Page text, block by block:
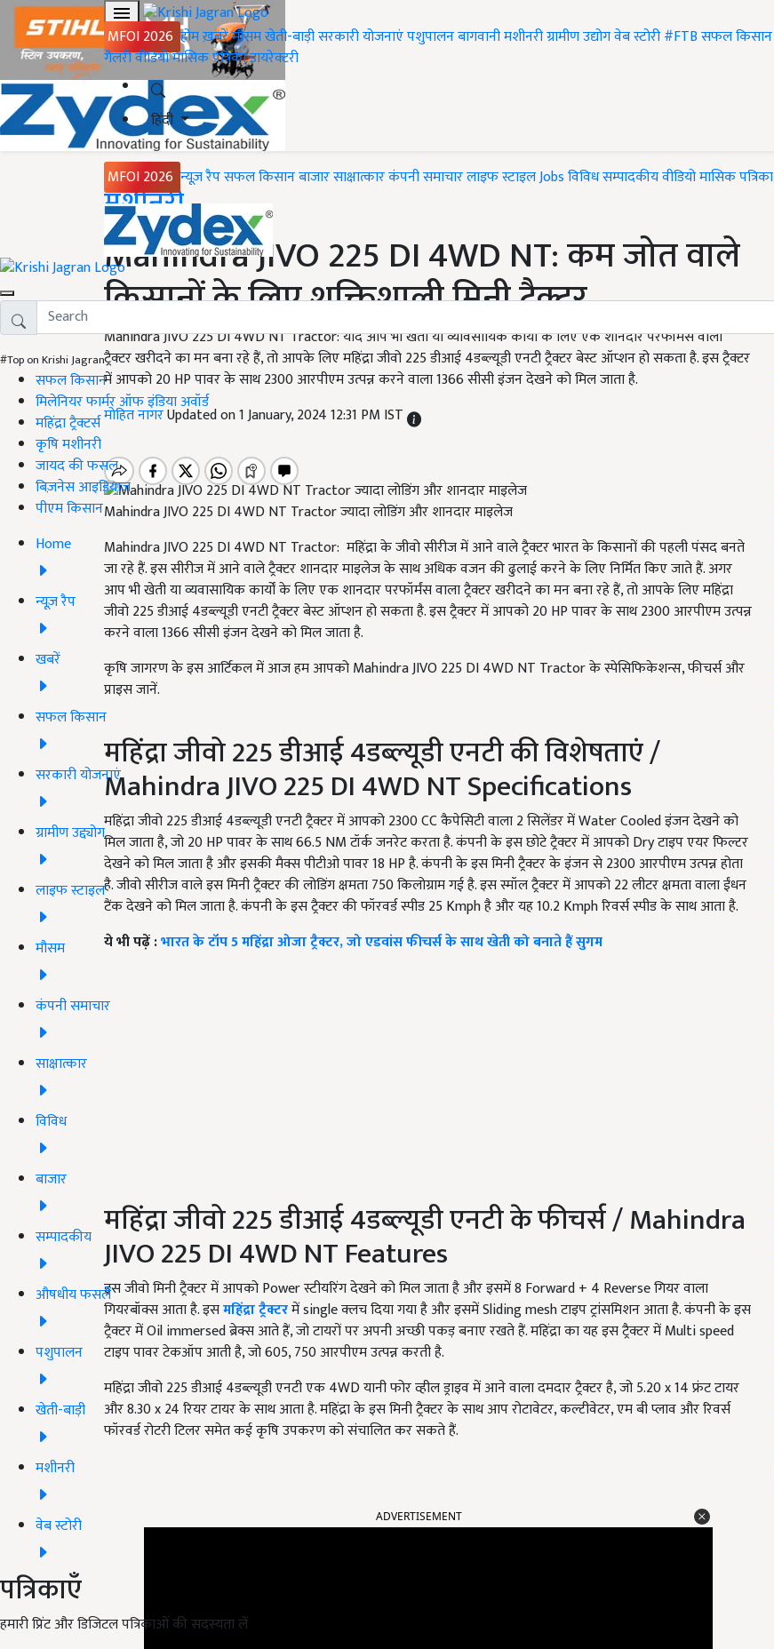
MFOI 2026 होमख़बरेंमौसमखेती-बाड़ीसरकारी योजनाएंपशुपालनबागवानीमशीनरीग्रामीण उद्योगवेब स्टोरी#FTBसफल किसान
गैलरीवीडियोमासिक पत्रिकाडायरेक्टरी
हिंदी
MFOI 2026 न्यूज़ रैपसफल किसानबाजारसाक्षात्कारकंपनी समाचारलाइफ स्टाइलJobsविविधसम्पादकीयवीडियोमासिक पत्रिका
#Top on Krishi Jagran
सफल किसान
मिलेनियर फार्मर ऑफ इंडिया अवॉर्ड
महिंद्रा ट्रैक्टर्स
कृषि मशीनरी
जायद की फसल
बिज़नेस आइडियाज
पीएम किसान
Home
न्यूज़ रैप
खबरें
सफल किसान
सरकारी योजनाएं
ग्रामीण उद्द्योग
लाइफ स्टाइल
मौसम
कंपनी समाचार
साक्षात्कार
विविध
बाजार
सम्पादकीय
औषधीय फसलें
पशुपालन
खेती-बाड़ी
मशीनरी
वेब स्टोरी
पत्रिकाएँ
हमारी प्रिंट और डिजिटल पत्रिकाओं की सदस्यता लें
Home
मशीनरी
Mahindra JIVO 225 DI 4WD NT: कम जोत वाले
किसानों के लिए शक्तिशाली मिनी ट्रैक्टर
Mahindra JIVO 225 DI 4WD NT Tractor: यदि आप भी खेती या व्यावसायिक कार्यों के लिए एक शानदार परफॉर्मंस वाला
ट्रैक्टर खरीदने का मन बना रहे हैं, तो आपके लिए महिंद्रा जीवो 225 डीआई 4डब्ल्यूडी एनटी ट्रैक्टर बेस्ट ऑप्शन हो सकता है. इस ट्रैक्टर
में आपको 20 HP पावर के साथ 2300 आरपीएम उत्पन्न करने वाला 1366 सीसी इंजन देखने को मिल जाता है.
मोहित नागरUpdated on 1 January, 2024 12:31 PM IST
Mahindra JIVO 225 DI 4WD NT Tractor ज्यादा लोडिंग और शानदार माइलेज
Mahindra JIVO 225 DI 4WD NT Tractor: महिंद्रा के जीवो सीरीज में आने वाले ट्रैक्टर भारत के किसानों की पहली पंसद बनते
जा रहे हैं. इस सीरीज में आने वाले ट्रैक्टर शानदार माइलेज के साथ अधिक वजन की ढुलाई करने के लिए निर्मित किए जाते हैं. अगर
आप भी खेती या व्यवासायिक कार्यों के लिए एक शानदार परफॉर्मंस वाला ट्रैक्टर खरीदने का मन बना रहे हैं, तो आपके लिए महिंद्रा
जीवो 225 डीआई 4डब्ल्यूडी एनटी ट्रैक्टर बेस्ट ऑप्शन हो सकता है. इस ट्रैक्टर में आपको 20 HP पावर के साथ 2300 आरपीएम उत्पन्न
करने वाला 1366 सीसी इंजन देखने को मिल जाता है.
कृषि जागरण के इस आर्टिकल में आज हम आपको Mahindra JIVO 225 DI 4WD NT Tractor के स्पेसिफिकेशन्स, फीचर्स और
प्राइस जानें.
महिंद्रा जीवो 225 डीआई 4डब्ल्यूडी एनटी की विशेषताएं /
Mahindra JIVO 225 DI 4WD NT Specifications
महिंद्रा जीवो 225 डीआई 4डब्ल्यूडी एनटी ट्रैक्टर में आपको 2300 CC कैपेसिटी वाला 2 सिलेंडर में Water Cooled इंजन देखने को
मिल जाता है, जो 20 HP पावर के साथ 66.5 NM टॉर्क जनरेट करता है. कंपनी के इस छोटे ट्रैक्टर में आपको Dry टाइप एयर फिल्टर
देखने को मिल जाता है और इसकी मैक्स पीटीओ पावर 18 HP है. कंपनी के इस मिनी ट्रैक्टर के इंजन से 2300 आरपीएम उत्पन्न होता
है. जीवो सीरीज वाले इस मिनी ट्रैक्टर की लोडिंग क्षमता 750 किलोग्राम गई है. इस स्मॉल ट्रैक्टर में आपको 22 लीटर क्षमता वाला ईंधन
टैंक देखने को मिल जाता है. कंपनी के इस ट्रैक्टर की फॉरवर्ड स्पीड 25 Kmph है और यह 10.2 Kmph रिवर्स स्पीड के साथ आता है.
ये भी पढ़ें :भारत के टॉप 5 महिंद्रा ओजा ट्रैक्टर, जो एडवांस फीचर्स के साथ खेती को बनाते हैं सुगम
महिंद्रा जीवो 225 डीआई 4डब्ल्यूडी एनटी के फीचर्स / Mahindra
JIVO 225 DI 4WD NT Features
इस जीवो मिनी ट्रैक्टर में आपको Power स्टीयरिंग देखने को मिल जाता है और इसमें 8 Forward + 4 Reverse गियर वाला
गियरबॉक्स आता है. इसमहिंद्रा ट्रैक्टरमें single क्लच दिया गया है और इसमें Sliding mesh टाइप ट्रांसमिशन आता है. कंपनी के इस
ट्रैक्टर में Oil immersed ब्रेक्स आते हैं, जो टायरों पर अपनी अच्छी पकड़ बनाए रखते हैं. महिंद्रा का यह इस ट्रैक्टर में Multi speed
टाइप पावर टेकऑप आती है, जो 605, 750 आरपीएम उत्पन्न करती है.
महिंद्रा जीवो 225 डीआई 4डब्ल्यूडी एनटी एक 4WD यानी फोर व्हील ड्राइव में आने वाला दमदार ट्रैक्टर है, जो 5.20 x 14 फ्रंट टायर
और 8.30 x 24 रियर टायर के साथ आता है. महिंद्रा के इस मिनी ट्रैक्टर के साथ आप रोटावेटर, कल्टीवेटर, एम बी प्लाव और रिवर्स
फॉरवर्ड रोटरी टिलर समेत कई कृषि उपकरण को संचालित कर सकते हैं.